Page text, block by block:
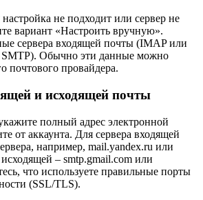
не подходит или сервер не
вариант «Настроить вручную».
сервера входящей почты (IMAP или
SMTP). Обычно эти данные можно
почтового провайдера.
и исходящей почты
полный адрес электронной
от аккаунта. Для сервера входящей
например, mail.yandex.ru или
– smtp.gmail.com или
что используете правильные порты
(SSL/TLS).